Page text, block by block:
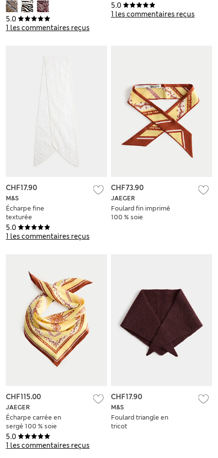
5.0
1 les commentaires reçus
5.0
1 les commentaires reçus
5.0
1 les commentaires reçus
M&S
Écharpe fine
texturée
CHF17.90
JAEGER
Foulard fin imprimé
100 % soie
CHF73.90
5.0
1 les commentaires reçus
JAEGER
Écharpe carrée en
sergé 100 % soie
imprimé
CHF115.00
M&S
Foulard triangle en
tricot
CHF17.90